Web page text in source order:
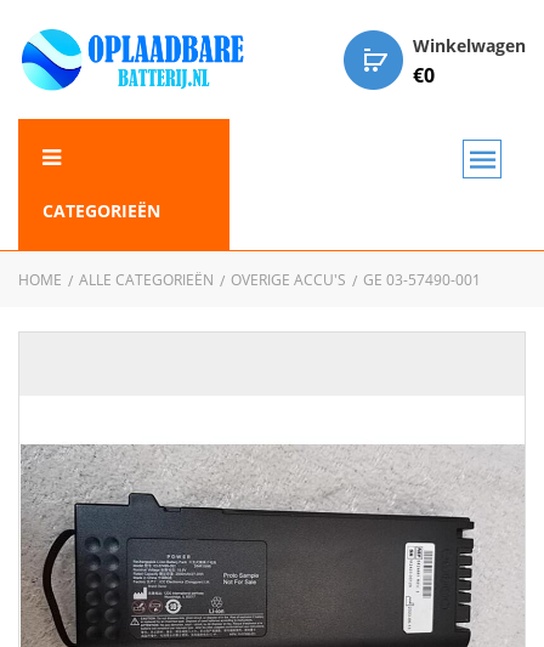
Winkelwagen
€0
CATEGORIEËN
HOME ALLE CATEGORIEËN OVERIGE ACCU'S GE 03-57490-001